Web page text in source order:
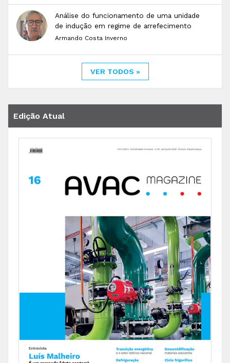
Análise do funcionamento de uma unidade
de indução em regime de arrefecimento
Armando Costa Inverno
VER TODOS »
Edição Atual